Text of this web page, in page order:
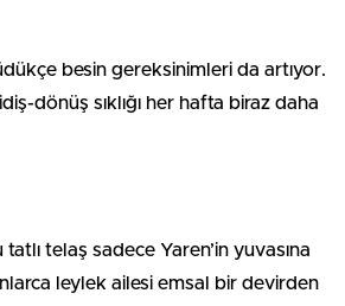
besin gereksinimleri da artıyor.
dönüş sıklığı her hafta biraz daha
telaş sadece Yaren’in yuvasına
leylek ailesi emsal bir devirden